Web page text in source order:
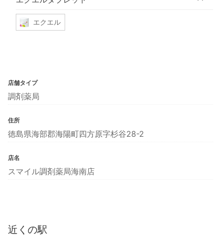
エクエル
店舗タイプ
調剤薬局
住所
徳島県海部郡海陽町四方原字杉谷28-2
店名
スマイル調剤薬局海南店
近くの駅